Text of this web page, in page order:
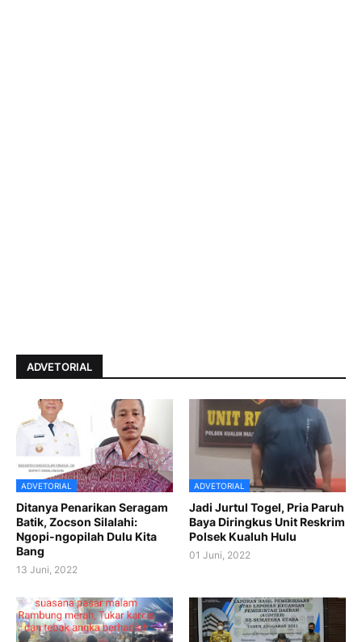
ADVETORIAL
ADVETORIAL
Ditanya Penarikan Seragam
Batik, Zocson Silalahi:
Ngopi-ngopilah Dulu Kita
Bang
13 Juni, 2022
ADVETORIAL
Jadi Jurtul Togel, Pria Paruh
Baya Diringkus Unit Reskrim
Polsek Kualuh Hulu
01 Juni, 2022